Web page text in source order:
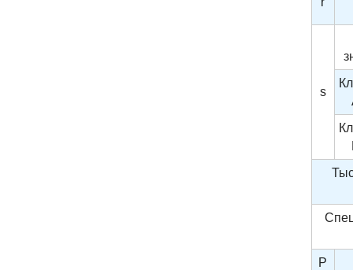
s
P